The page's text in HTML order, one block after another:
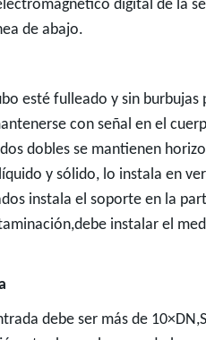
digital de la
de abajo.
esté fulleado y sin
con señal en el
dobles se mantienen
y sólido, lo instala en
instala el soporte en la
instalar el
debe ser más de